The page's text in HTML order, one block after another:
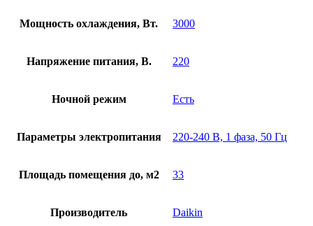
Мощность охлаждения, Вт. 3000
Напряжение питания, В. 220
Ночной режим Есть
Параметры электропитания 220-240 В, 1 фаза, 50 Гц
Площадь помещения до, м2 33
Производитель Daikin